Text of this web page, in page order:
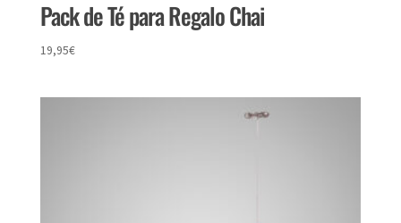
Pack de Té para Regalo Chai
19,95€